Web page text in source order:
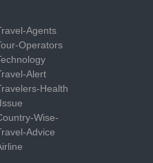
Agents
Operators
Alert
Health
Wise-
Advice